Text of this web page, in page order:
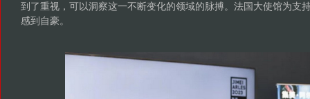
到了重视，可以洞察这一不断变化的领域的脉搏。法国大使馆为支
感到自豪。